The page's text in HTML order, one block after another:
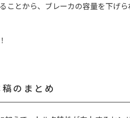
とから、ブレーカの容量を下げら
のまとめ